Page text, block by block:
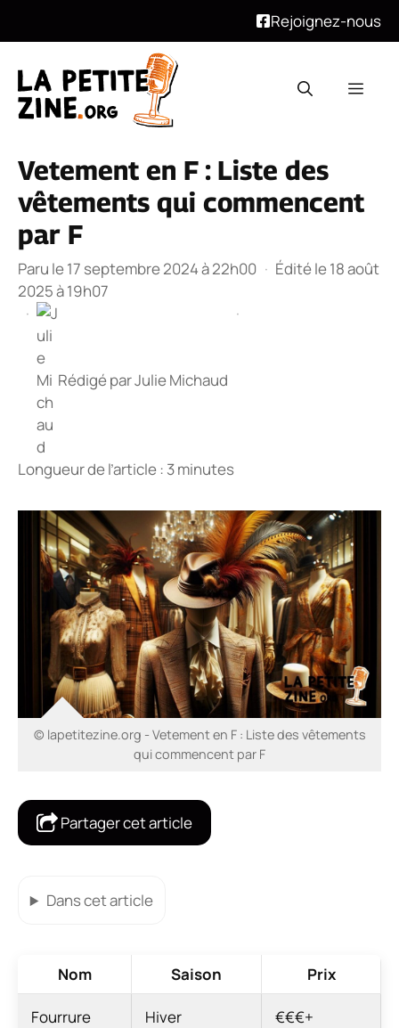
Rejoignez-nous
contenu
Vetement en F : Liste des
vêtements qui commencent
par F
Paru le 17 septembre 2024 à 22h00 · Édité le 18 août
2025 à 19h07
·
Rédigé parJulie Michaud
·
Longueur de l’article : 3 minutes
© lapetitezine.org - Vetement en F : Liste des vêtements
qui commencent par F
Partager cet article
Dans cet article
Nom Saison Prix
Fourrure Hiver €€€+